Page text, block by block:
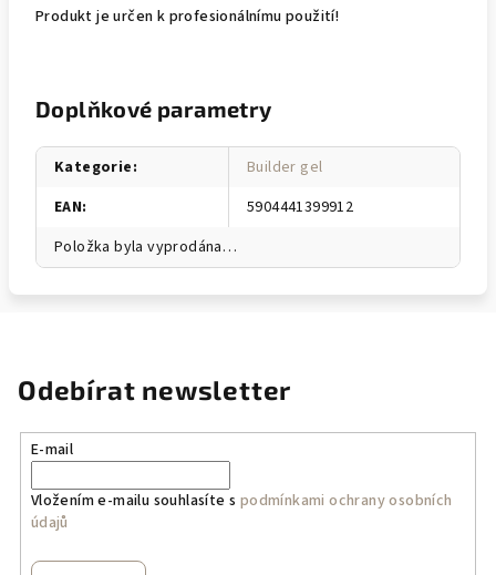
Produkt je určen k profesionálnímu použití!
Doplňkové parametry
Kategorie:
Builder gel
EAN:
5904441399912
Položka byla vyprodána…
Odebírat newsletter
E-mail
Vložením e-mailu souhlasíte s podmínkami ochrany osobních
údajů